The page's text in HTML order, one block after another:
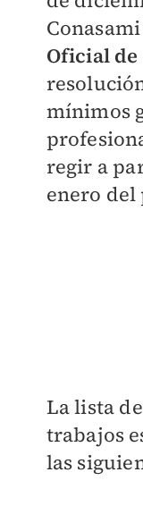
Oficial
mínimos
regir a
enero
La lista
trabajos
las